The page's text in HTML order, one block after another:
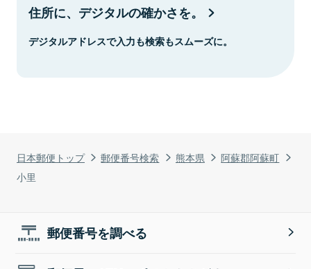
日本郵便トップ 郵便番号検索 熊本県
阿蘇郡阿蘇町
小里
住所に、デジタルの確かさを。
デジタルアドレスで入力も検索もスムーズに。
郵便番号を調べる